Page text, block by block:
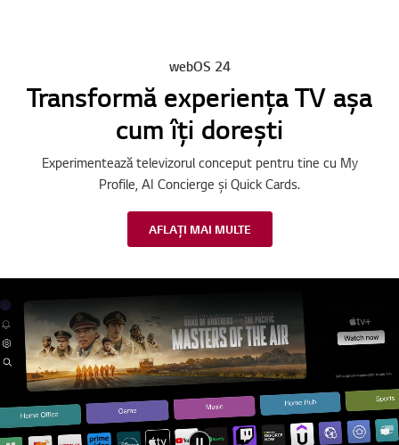
webOS 24
Transformă experiența TV așa
cum îți dorești
Experimentează televizorul conceput pentru tine cu My
Profile, AI Concierge și Quick Cards.
AFLAȚI MAI MULTE